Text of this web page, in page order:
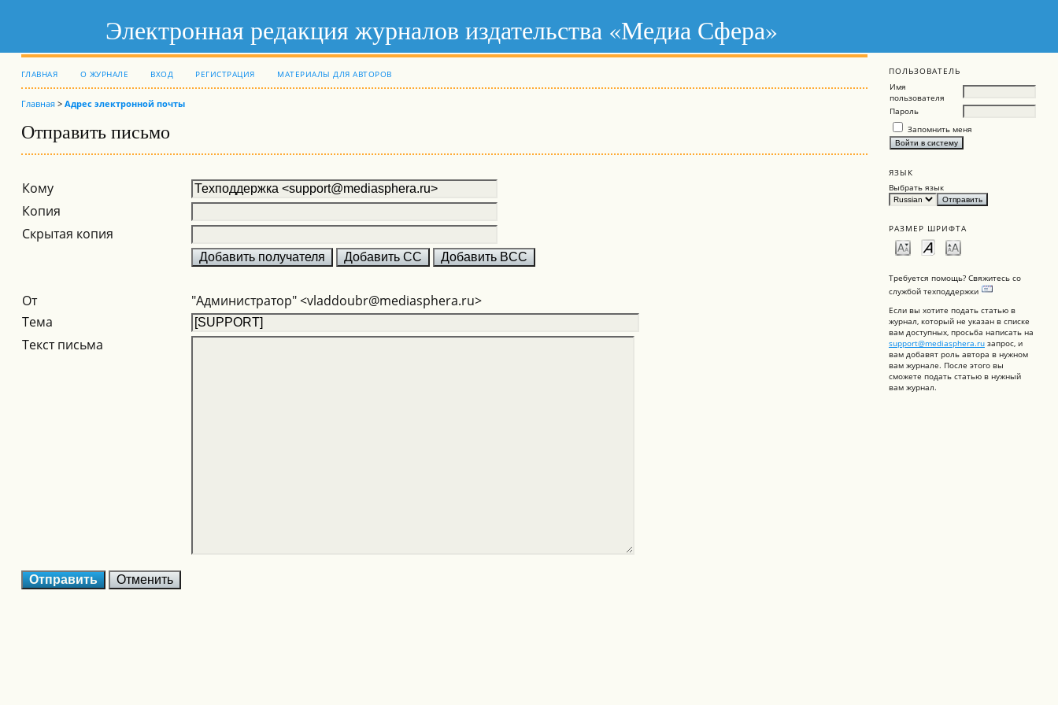
Электронная редакция журналов издательства «Медиа Сфера»
ПОЛЬЗОВАТЕЛЬ
Имя
пользователя
Пароль
Запомнить меня
ЯЗЫК
Выбрать язык
РАЗМЕР ШРИФТА
Требуется помощь? Свяжитесь со
службой техподдержки
Если вы хотите подать статью в
журнал, который не указан в списке
вам доступных, просьба написать на
support@mediasphera.ruзапрос, и
вам добавят роль автора в нужном
вам журнале. После этого вы
сможете подать статью в нужный
вам журнал.
ГЛАВНАЯ О ЖУРНАЛЕ ВХОД РЕГИСТРАЦИЯ МАТЕРИАЛЫ ДЛЯ АВТОРОВ
Главная> Адрес электронной почты
Отправить письмо
Кому
Копия
Скрытая копия
От
"Администратор" <vladdoubr@mediasphera.ru>
Тема
Текст письма